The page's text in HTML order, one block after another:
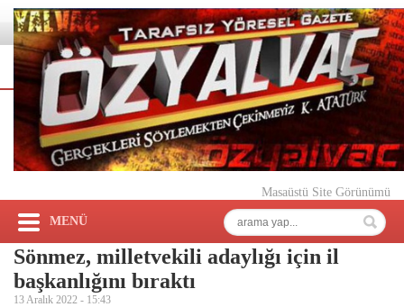
Masaüstü Site Görünümü
MENÜ
Sönmez, milletvekili adaylığı için il
başkanlığını bıraktı
13 Aralık 2022 - 15:43